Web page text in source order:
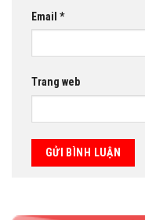
Email *
Trang web